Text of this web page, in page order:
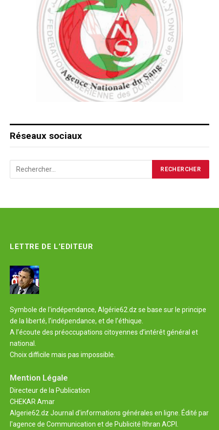
Réseaux sociaux
LETTRE DE L’EDITEUR
Symbole de l'indépendance, Algérie62.dz se base sur le principe
de la liberté, l’indépendance, et de l’éthique.
A l’écoute des préoccupations citoyennes d’intérêt général et
national.
Choix difficile mais pas impossible.
Mention Légale
Directeur de la Publication
CHEKAR Amar
Algerie62.dz Journal d'informations générales en ligne. Édité par
l'agence de Communication et de Publicité Ithran ACPI.